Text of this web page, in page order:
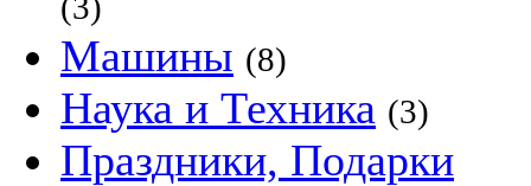
Машины (8)
Наука и Техника (3)
Праздники, Подарки